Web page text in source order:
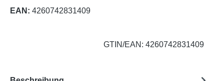
EAN: 4260742831409
GTIN/EAN: 4260742831409